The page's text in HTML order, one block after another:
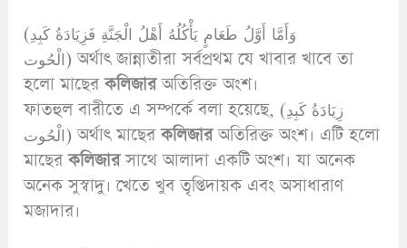
(وَأَمَّا أَوَّلُ طَعَامٍ يَأْكُلُهُ أَهْلُ الْجَنَّةِ فَزِيَادَةُ كَبِدِ
الْحُوت) অর্থাৎ জান্নাতীরা সর্বপ্রথম যে খাবার খাবে তা
হলো মাছেরকলিজারঅতিরিক্ত অংশ।
ফাতহুল বারীতে এ সম্পর্কে বলা হয়েছে, (زِيَادَةُ كَبِدِ
الْحُوت) অর্থাৎ মাছেরকলিজারঅতিরিক্ত অংশ। এটি হলো
মাছেরকলিজারসাথে আলাদা একটি অংশ। যা অনেক
অনেক সুস্বাদু। খেতে খুব তৃপ্তিদায়ক এবং অসাধারাণ
মজাদার।